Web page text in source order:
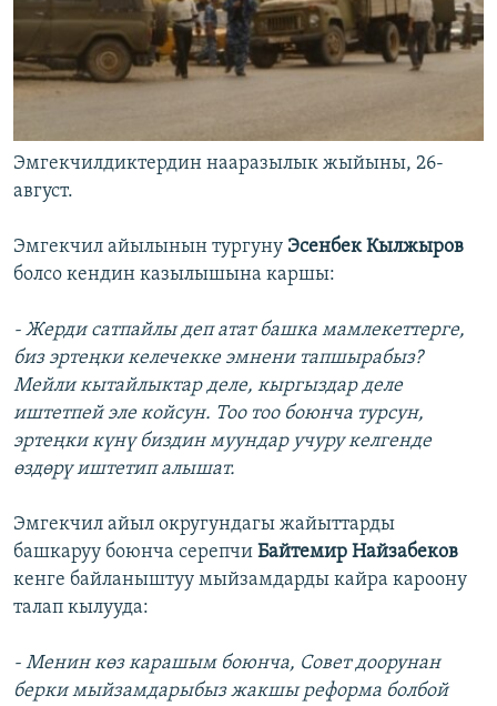
Эмгекчилдиктердин нааразылык жыйыны, 26-
август.
Эмгекчил айылынын тургуну Эсенбек Кылжыров
болсо кендин казылышына каршы:
- Жерди сатпайлы деп атат башка мамлекеттерге,
биз эртеңки келечекке эмнени тапшырабыз?
Мейли кытайлыктар деле, кыргыздар деле
иштетпей эле койсун. Тоо тоо боюнча турсун,
эртеңки күнү биздин муундар учуру келгенде
өздөрү иштетип алышат.
Эмгекчил айыл округундагы жайыттарды
башкаруу боюнча серепчи Байтемир Найзабеков
кенге байланыштуу мыйзамдарды кайра кароону
талап кылууда:
- Менин көз карашым боюнча, Совет доорунан
берки мыйзамдарыбыз жакшы реформа болбой